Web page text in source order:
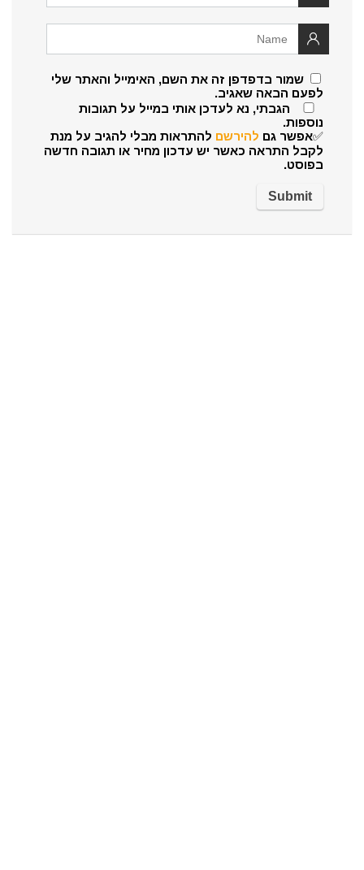
שמור בדפדפן זה את השם, האימייל והאתר שלי
לפעם הבאה שאגיב.
הגבתי, נא לעדכן אותי במייל על תגובות
נוספות.
✅אפשר גם להירשם להתראות מבלי להגיב על מנת
לקבל התראה כאשר יש עדכון מחיר או תגובה חדשה
בפוסט.